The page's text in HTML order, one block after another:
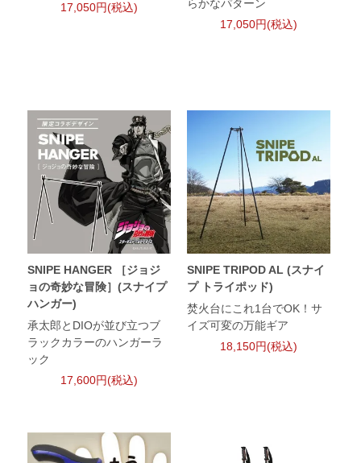
17,050円(税込)
らかなパターン
17,050円(税込)
SNIPE HANGER ［ジョジ
ョの奇妙な冒険］(スナイプ
ハンガー)
承太郎とDIOが並び立つブ
ラックカラーのハンガーラ
ック
17,600円(税込)
SNIPE TRIPOD AL (スナイ
プ トライポッド)
焚火台にこれ1台でOK！サ
イズ可変の万能ギア
18,150円(税込)